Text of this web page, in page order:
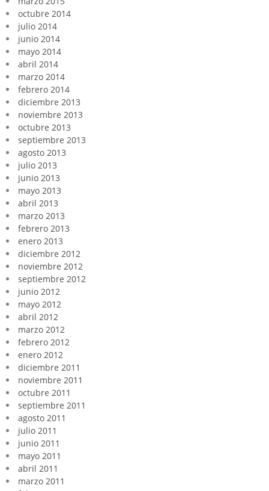
octubre 2014
julio 2014
junio 2014
mayo 2014
abril 2014
marzo 2014
febrero 2014
diciembre 2013
noviembre 2013
octubre 2013
septiembre 2013
agosto 2013
julio 2013
junio 2013
mayo 2013
abril 2013
marzo 2013
febrero 2013
enero 2013
diciembre 2012
noviembre 2012
septiembre 2012
junio 2012
mayo 2012
abril 2012
marzo 2012
febrero 2012
enero 2012
diciembre 2011
noviembre 2011
octubre 2011
septiembre 2011
agosto 2011
julio 2011
junio 2011
mayo 2011
abril 2011
marzo 2011